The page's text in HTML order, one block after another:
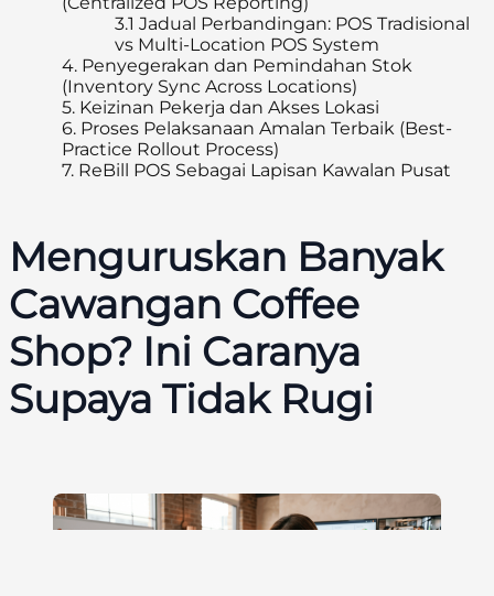
3.1 Jadual Perbandingan: POS Tradisional
vs Multi-Location POS System
4. Penyegerakan dan Pemindahan Stok
(Inventory Sync Across Locations)
5. Keizinan Pekerja dan Akses Lokasi
6. Proses Pelaksanaan Amalan Terbaik (Best-
Practice Rollout Process)
7. ReBill POS Sebagai Lapisan Kawalan Pusat
Menguruskan Banyak
Cawangan Coffee
Shop? Ini Caranya
Supaya Tidak Rugi